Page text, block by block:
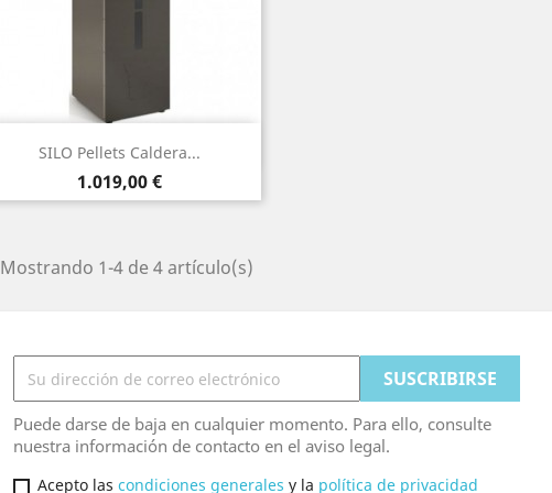
SILO Pellets Caldera...
Precio
1.019,00 €
Vista rápida
Mostrando 1-4 de 4 artículo(s)
Puede darse de baja en cualquier momento. Para ello, consulte
nuestra información de contacto en el aviso legal.
Acepto las condiciones generales y la política de privacidad